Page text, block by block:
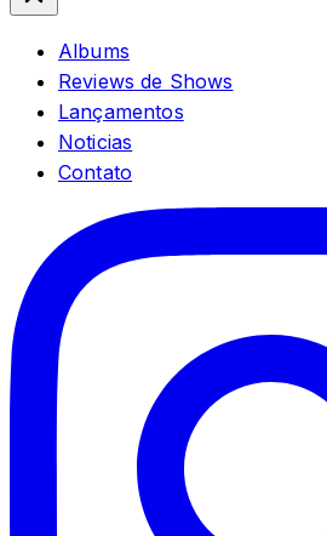
Albums
Reviews de Shows
Lançamentos
Noticias
Contato